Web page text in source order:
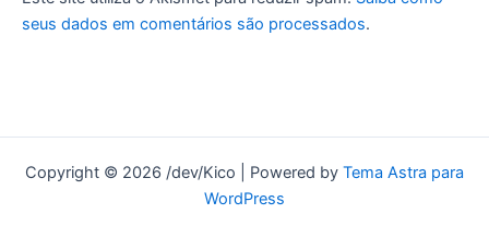
seus dados em comentários são processados.
Copyright © 2026 /dev/Kico | Powered by Tema Astra para
WordPress